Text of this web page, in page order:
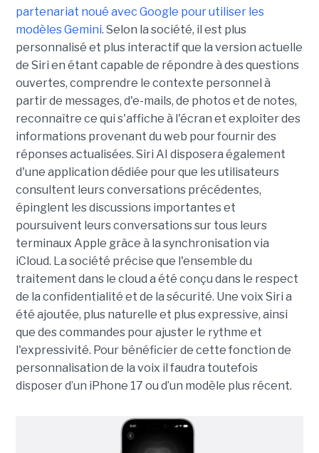
partenariat noué avec Google pour utiliser les
modèles Gemini. Selon la société, il est plus
personnalisé et plus interactif que la version actuelle
de Siri en étant capable de répondre à des questions
ouvertes, comprendre le contexte personnel à
partir de messages, d'e-mails, de photos et de notes,
reconnaître ce qui s'affiche à l'écran et exploiter des
informations provenant du web pour fournir des
réponses actualisées. Siri AI disposera également
d'une application dédiée pour que les utilisateurs
consultent leurs conversations précédentes,
épinglent les discussions importantes et
poursuivent leurs conversations sur tous leurs
terminaux Apple grâce à la synchronisation via
iCloud. La société précise que l'ensemble du
traitement dans le cloud a été conçu dans le respect
de la confidentialité et de la sécurité. Une voix Siri a
été ajoutée, plus naturelle et plus expressive, ainsi
que des commandes pour ajuster le rythme et
l'expressivité. Pour bénéficier de cette fonction de
personnalisation de la voix il faudra toutefois
disposer d’un iPhone 17 ou d’un modèle plus récent.